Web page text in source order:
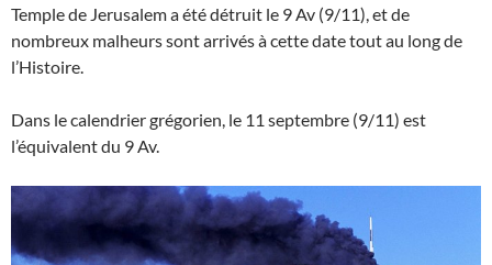
Temple de Jerusalem a été détruit le 9 Av (9/11), et de
nombreux malheurs sont arrivés à cette date tout au long de
l’Histoire.
Dans le calendrier grégorien, le 11 septembre (9/11) est
l’équivalent du 9 Av.